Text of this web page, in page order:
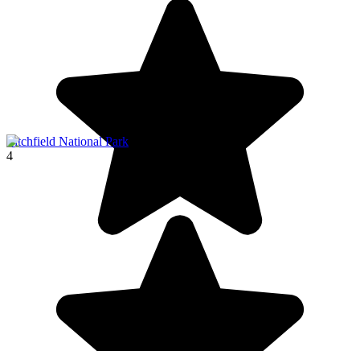
Litchfield National Park
4